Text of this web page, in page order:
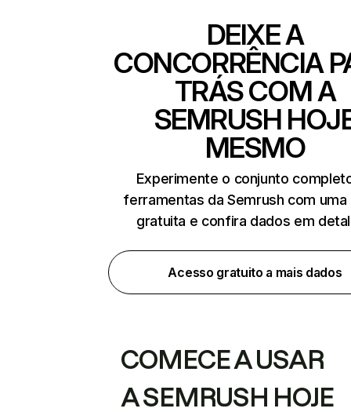
DEIXE A
CONCORRÊNCIA
TRÁS COM A
SEMRUSH
MESMO
Experimente o conjunto
ferramentas da Semrush com uma
gratuita e confira dados em
Acesso gratuito a mais dados
COMECE A USAR
A SEMRUSH HOJE